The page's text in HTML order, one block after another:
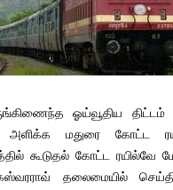
ஓய்வூதிய திட்டம்
அளிக்க மதுரை கோட்ட
கூடுதல் கோட்ட ரயில்வே
தலைமையில்